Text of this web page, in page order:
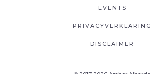
EVENTS
PRIVACYVERKLARING
DISCLAIMER